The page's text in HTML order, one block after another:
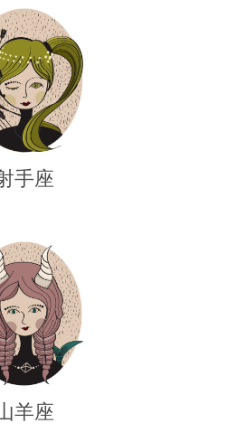
手座
羊座